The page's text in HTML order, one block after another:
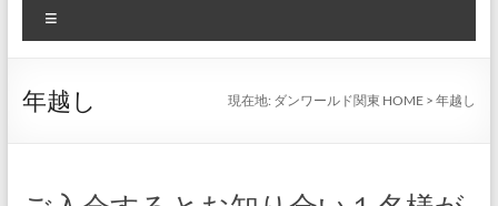
ニ
ー
年越し 現在地: ダンワールド関東 HOME >年越し